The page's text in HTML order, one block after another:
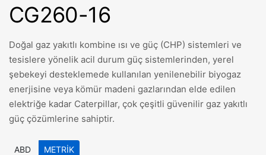
CG260-16
Doğal gaz yakıtlı kombine ısı ve güç (CHP) sistemleri ve
tesislere yönelik acil durum güç sistemlerinden, yerel
şebekeyi desteklemede kullanılan yenilenebilir biyogaz
enerjisine veya kömür madeni gazlarından elde edilen
elektriğe kadar Caterpillar, çok çeşitli güvenilir gaz yakıtlı
güç çözümlerine sahiptir.
ABD METRIK